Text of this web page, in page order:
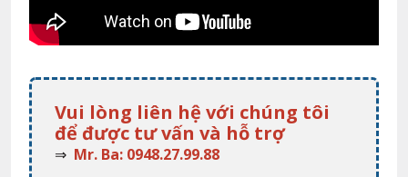
Vui lòng liên hệ với chúng tôi
để được tư vấn và hỗ trợ
⇒ Mr. Ba: 0948.27.99.88